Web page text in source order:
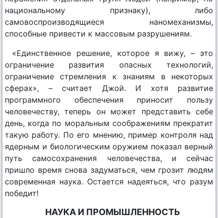
национальному признаку), либо
самовоспроизводящиеся наномеханизмы,
способные привести к массовым разрушениям.
«Единственное решение, которое я вижу, – это
ограничение развития опасных технологий,
ограничение стремления к знаниям в некоторых
сферах», – считает Джой. И хотя развитие
программного обеспечения приносит пользу
человечеству, теперь он может представить себе
день, когда по моральным соображениям прекратит
такую работу. По его мнению, пример контроля над
ядерным и биологическим оружием показал верный
путь самосохранения человечества, и сейчас
пришло время снова задуматься, чем грозит людям
современная наука. Остается надеяться, что разум
победит!
НАУКА И ПРОМЫШЛЕННОСТЬ